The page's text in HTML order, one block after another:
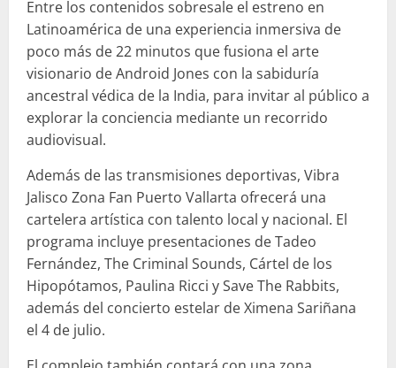
Entre los contenidos sobresale el estreno en
Latinoamérica de una experiencia inmersiva de
poco más de 22 minutos que fusiona el arte
visionario de Android Jones con la sabiduría
ancestral védica de la India, para invitar al público a
explorar la conciencia mediante un recorrido
audiovisual.
Además de las transmisiones deportivas, Vibra
Jalisco Zona Fan Puerto Vallarta ofrecerá una
cartelera artística con talento local y nacional. El
programa incluye presentaciones de Tadeo
Fernández, The Criminal Sounds, Cártel de los
Hipopótamos, Paulina Ricci y Save The Rabbits,
además del concierto estelar de Ximena Sariñana
el 4 de julio.